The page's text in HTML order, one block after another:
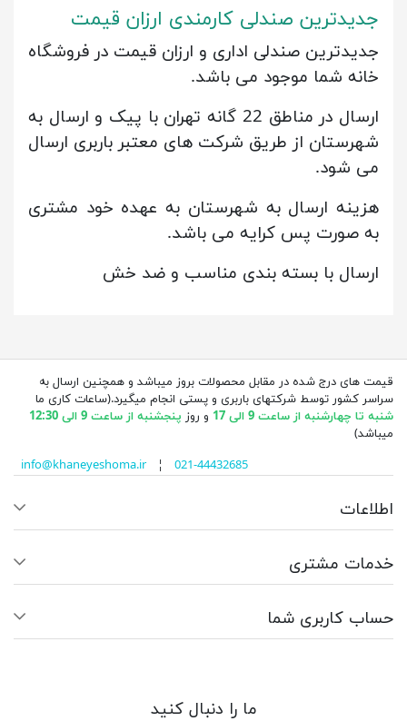
جدیدترین صندلی کارمندی ارزان قیمت
جدیدترین صندلی اداری و ارزان قیمت در فروشگاه
خانه شما موجود می باشد.
ارسال در مناطق 22 گانه تهران با پیک و ارسال به
شهرستان از طریق شرکت های معتبر باربری ارسال
می شود.
هزینه ارسال به شهرستان به عهده خود مشتری
به صورت پس کرایه می باشد.
ارسال با بسته بندی مناسب و ضد خش
قیمت های درج شده در مقابل محصولات بروز میباشد و همچنین ارسال به
سراسر کشور توسط شرکتهای باربری و پستی انجام میگیرد.(ساعات کاری ما
شنبه تا چهارشنبه از ساعت 9 الی 17
و روز پنجشنبه از ساعت 9 الی 12:30
میباشد)
info@khaneyeshoma.ir¦ 021-44432685
اطلاعات
خدمات مشتری
حساب کاربری شما
ما را دنبال کنید